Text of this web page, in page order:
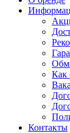
Как
Контакты